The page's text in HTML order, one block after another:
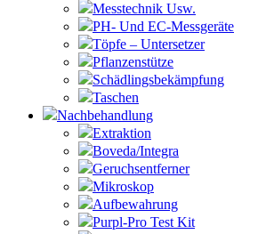
Messtechnik Usw.
PH- Und EC-Messgeräte
Töpfe – Untersetzer
Pflanzenstütze
Schädlingsbekämpfung
Taschen
Nachbehandlung
Extraktion
Boveda/Integra
Geruchsentferner
Mikroskop
Aufbewahrung
Purpl-Pro Test Kit